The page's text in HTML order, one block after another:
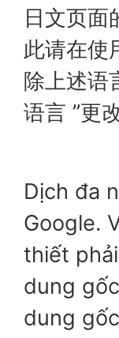
日文页面
此请在使
除上述语
语言 ”更
Dịch đa
Google.
thiết
dung
dung